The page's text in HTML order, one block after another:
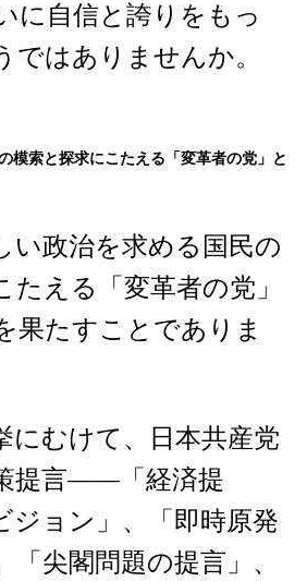
に自信と誇りをもっ
ではありませんか。
模索と探求にこたえる「変革者の党」と
政治を求める国民の
たえる「変革者の党」
果たすことでありま
むけて、日本共産党
提言――「経済提
ジョン」、「即時原発
「尖閣問題の提言」、